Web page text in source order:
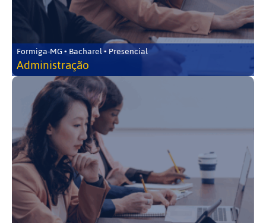
Formiga-MG • Bacharel • Presencial
Administração